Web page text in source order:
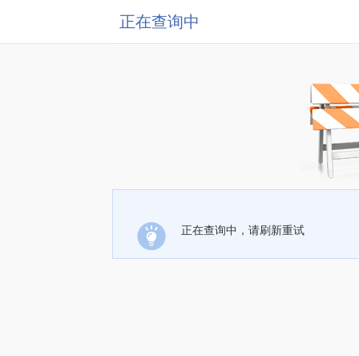
正在查询中
正在查询中，请刷新重试